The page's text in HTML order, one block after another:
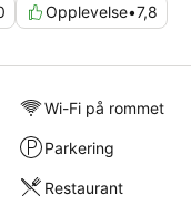
Opplevelse•7,8
Wi-Fi på rommet
Parkering
Restaurant